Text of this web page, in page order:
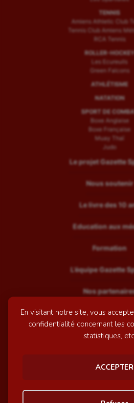
En visitant notre site, vous
confidentialité concernant les
statistiques,
ACCEPTER
TENNIS
Amiens Athletic Club
Tennis Club Amiens
RCA Tennis
ROLLER-HOCKEY
Les Ecureuils
Green Falcons
ATHLÉTISME
NATATION
SPORT DE
Boxe Anglaise
Boxe Française
Muay Thaï
Judo
Le projet Gazette
Nous soutenir
Le livre des 10
Education aux
Formation
L’équipe Gazette
Nos
Recrutement
Mentions légales
© GazetteSports - 2026 | Site